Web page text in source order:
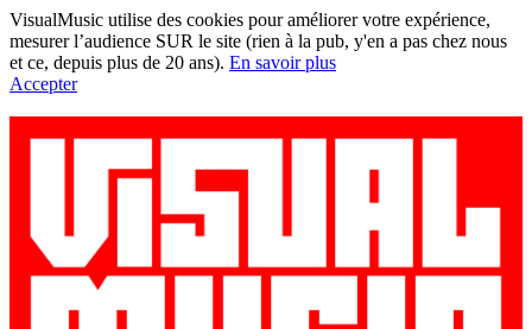
VisualMusic utilise des cookies pour améliorer votre expérience,
mesurer l’audience SUR le site (rien à la pub, y'en a pas chez nous
et ce, depuis plus de 20 ans). En savoir plus
Accepter